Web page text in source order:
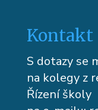
Kontakt
S dotazy se
na kolegy z
Řízení školy